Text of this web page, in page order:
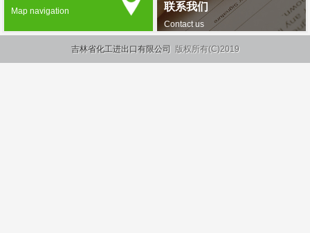
联系我们
Contact us
Map navigation
吉林省化工进出口有限公司 版权所有(C)2019